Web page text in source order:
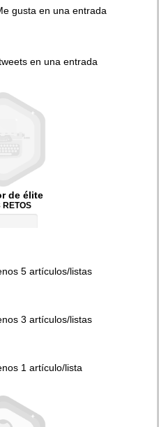
gusta en una entrada
en una entrada
de élite
RETOS
5 artículos/listas
3 artículos/listas
1 artículo/lista